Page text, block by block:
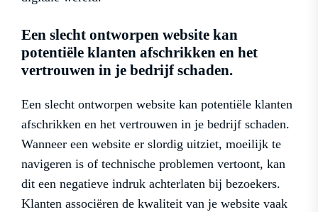
Een slecht ontworpen website kan
potentiële klanten afschrikken en het
vertrouwen in je bedrijf schaden.
Een slecht ontworpen website kan potentiële klanten
afschrikken en het vertrouwen in je bedrijf schaden.
Wanneer een website er slordig uitziet, moeilijk te
navigeren is of technische problemen vertoont, kan
dit een negatieve indruk achterlaten bij bezoekers.
Klanten associëren de kwaliteit van je website vaak